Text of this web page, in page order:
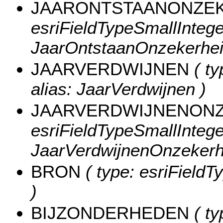
JAARVERDWIJNEN (
alias: JaarVerdwijnen )
BRON ( type:
)
BIJZONDERHEDEN (